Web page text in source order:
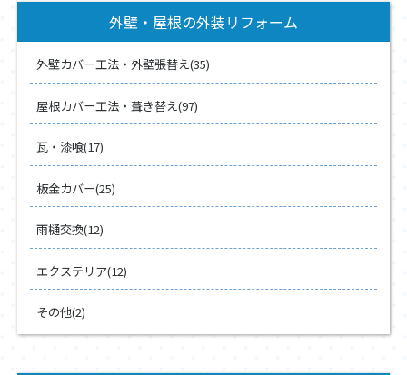
外壁・屋根の外装リフォーム
外壁カバー工法・外壁張替え(35)
屋根カバー工法・葺き替え(97)
瓦・漆喰(17)
板金カバー(25)
雨樋交換(12)
エクステリア(12)
その他(2)